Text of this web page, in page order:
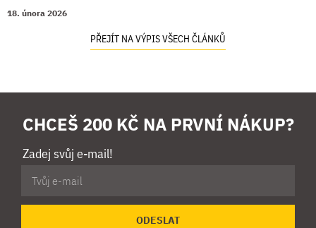
18. února 2026
PŘEJÍT NA VÝPIS VŠECH ČLÁNKŮ
CHCEŠ 200 KČ NA PRVNÍ NÁKUP?
Zadej svůj e-mail!
ODESLAT